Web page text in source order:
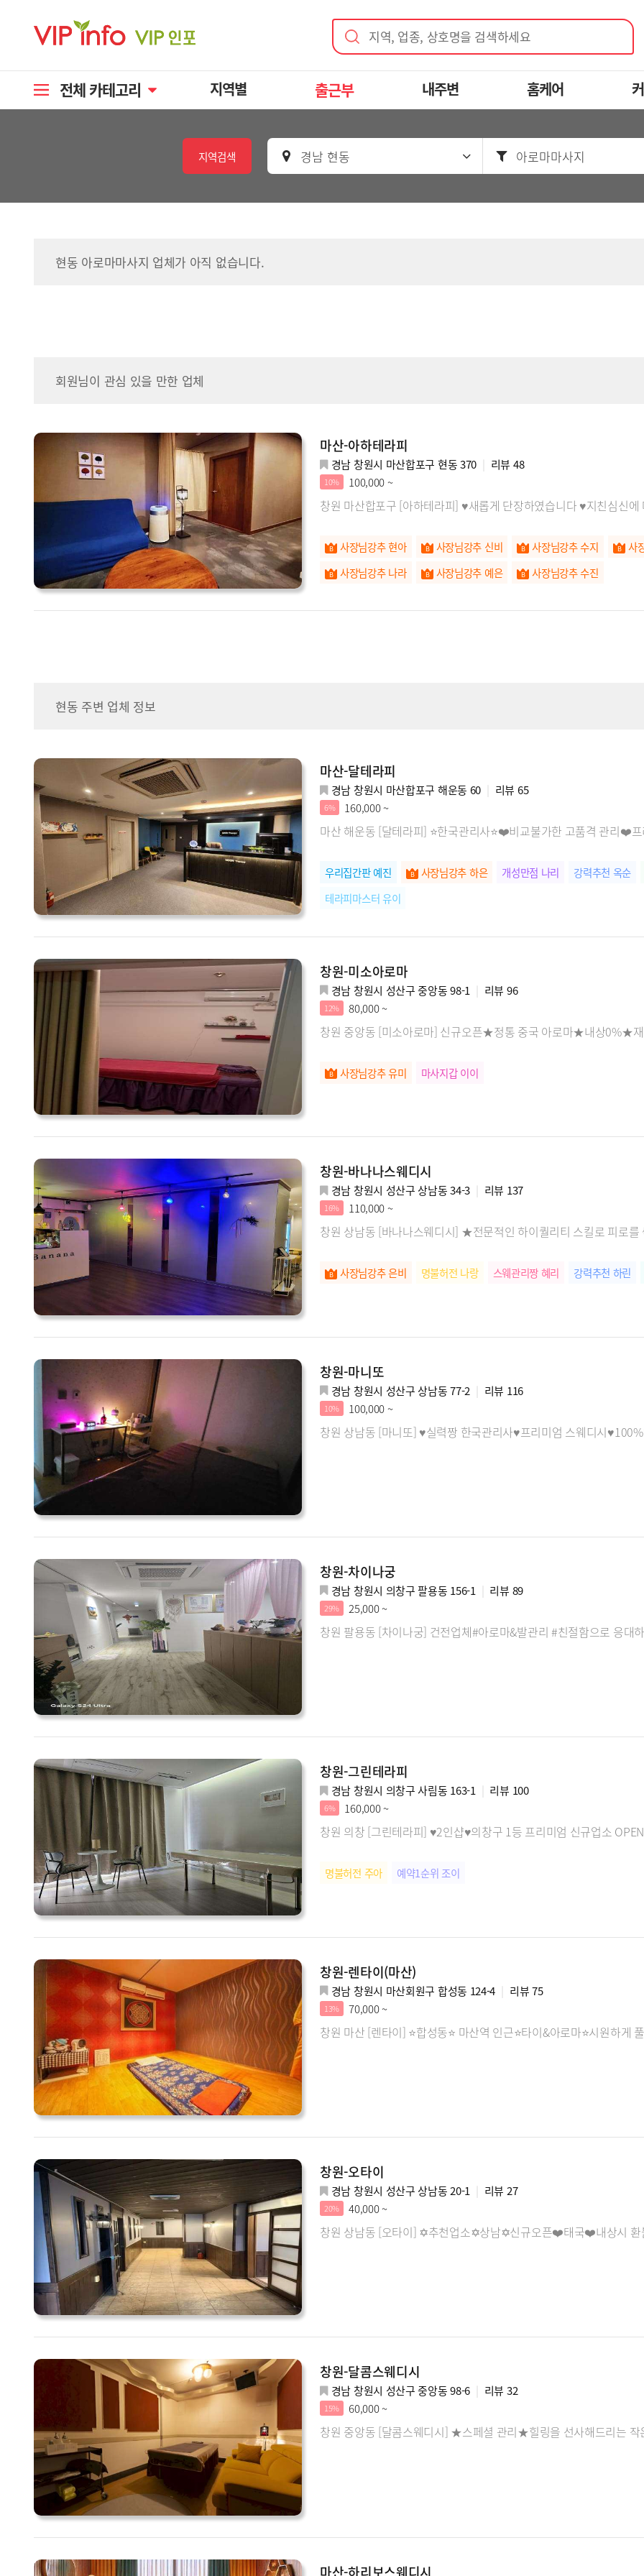
지역, 업종, 상호명을 검색하세요
전체 카테고리 지역별 출근부 내주변 홈케어
지역검색 경남 현동 아로마마사지
현동 아로마마사지 업체가 아직 없습니다.
회원님이 관심 있을 만한 업체
마산-아하테라피
경남 창원시 마산합포구 현동 370 리뷰 48
10% 100,000 ~
창원 마산합포구 [아하테라피] ♥새롭게 단장하였습니다 ♥지친심신
사장님강추 현아 사장님강추 신비 사장님강추 수지 사
사장님강추 나라
사장님강추 예은 사장님강추 수진
현동 주변 업체 정보
마산-달테라피
경남 창원시 마산합포구 해운동 60 리뷰 65
6% 160,000 ~
마산 해운동 [달테라피] ⭐한국관리사⭐❤️비교불가한 고품격 관리❤️
우리집간판 예진 사장님강추 하은 개성만점 나리 강력추천 옥순
테라피마스터 유이
창원-미소아로마
경남 창원시 성산구 중앙동 98-1 리뷰 96
12% 80,000 ~
창원 중앙동 [미소아로마] 신규오픈★정통 중국 아로마★내상0%★
사장님강추 유미 마사지갑 이이
창원-바나나스웨디시
경남 창원시 성산구 상남동 34-3 리뷰 137
16% 110,000 ~
창원 상남동 [바나나스웨디시] ★전문적인 하이퀄리티 스킬로 피로
사장님강추 은비 명불허전 나랑 스웨관리짱 혜리 강력추천 하린
창원-마니또
경남 창원시 성산구 상남동 77-2 리뷰 116
10% 100,000 ~
창원 상남동 [마니또] ♥실력짱 한국관리사♥프리미엄 스웨디시
창원-차이나궁
경남 창원시 의창구 팔용동 156-1 리뷰 89
29% 25,000 ~
창원 팔용동 [차이나궁] 건전업체#아로마&발관리 #친절함으로 응대
창원-그린테라피
경남 창원시 의창구 사림동 163-1 리뷰 100
6% 160,000 ~
창원 의창 [그린테라피] ♥2인샵♥의창구 1등 프리미엄 신규업소 OPEN
명불허전 주아 예약1순위 조이
창원-렌타이(마산)
경남 창원시 마산회원구 합성동 124-4 리뷰75
13% 70,000 ~
창원 마산 [렌타이] ⭐합성동⭐ 마산역 인근⭐타이&아로마⭐시원하게
창원-오타이
경남 창원시 성산구 상남동 20-1 리뷰 27
20% 40,000 ~
창원 상남동 [오타이] ✡️추천업소✡️상남✡️신규오픈❤️태국❤️내상시 환
창원-달콤스웨디시
경남 창원시 성산구 중앙동 98-6 리뷰 32
15% 60,000 ~
창원 중앙동 [달콤스웨디시] ★스페셜 관리★힐링을 선사해드리는
마산-하리보스웨디시